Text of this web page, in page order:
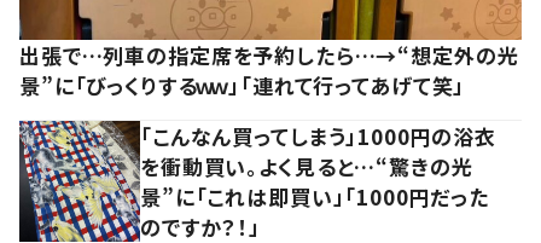
出張で…列車の指定席を予約したら…→“想定外の光
景”に「びっくりするｗｗ」「連れて行ってあげて笑」
「こんなん買ってしまう」1000円の浴衣
を衝動買い。よく見ると…“驚きの光
景”に「これは即買い」「1000円だった
のですか？！」